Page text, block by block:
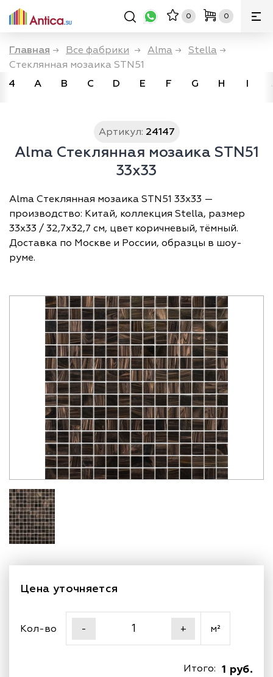
0 0
Главная → Все фабрики → Alma → Stella →
Стеклянная мозаика STN51
4
A B C D E F G H I
Артикул: 24147
Alma Стеклянная мозаика STN51
33x33
Alma Стеклянная мозаика STN51 33x33 —
производство: Китай, коллекция Stella, размер
33х33 / 32,7х32,7 см, цвет коричневый, тёмный.
Доставка по Москве и России, образцы в шоу-
руме.
Цена уточняется
Кол-во - + м²
1 руб.
Итого: